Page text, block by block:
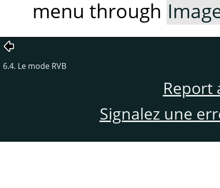
menu through
6.4. Le mode RVB
Report
Signalez une